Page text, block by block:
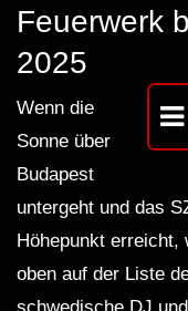
Feuerwerk
2025
Wenn die
Sonne über
Budapest
untergeht und das
Höhepunkt erreicht,
oben auf der Liste